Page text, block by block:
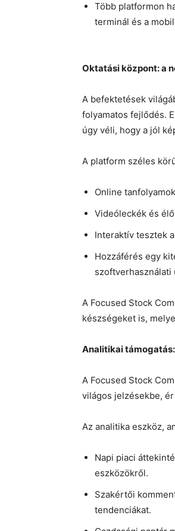
Több platformon
terminál és a
Oktatási központ: a
A befektetések
folyamatos fejlődés.
úgy véli, hogy a jól
A platform széles
Online
Videóleckék és
Interaktív tesztek
Hozzáférés egy
szoftverhasználati
A Focused Stock
készségeket is,
Analitikai
A Focused Stock
világos jelzésekbe,
Az analitika eszköz,
Napi piaci
eszközökről.
Szakértői
tendenciákat.